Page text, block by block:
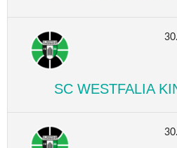
SC WESTFALIA